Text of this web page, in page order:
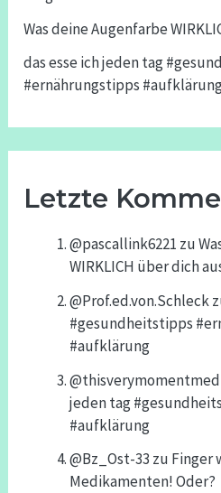
Was deine Augenfarbe
das esse ich jeden tag
#ernährungstipps
Letzte
@pascallink6221 zu
WIRKLICH über dich
@Prof.ed.von.Schleck
#gesundheitstipps
#aufklärung
jeden tag
#aufklärung
@Bz_Ost-33 zu Finger
Medikamenten! Oder?